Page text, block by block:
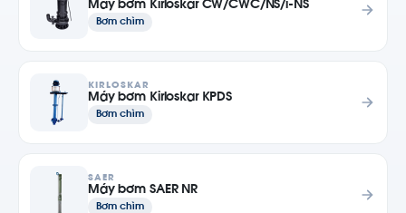
Máy bơm Kirloskar CW/CWC/NS/i-NS
Bơm chìm
KIRLOSKAR
Máy bơm Kirloskar KPDS
Bơm chìm
SAER
Máy bơm SAER NR
Bơm chìm